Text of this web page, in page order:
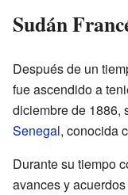
Sudán
Después de un
fue ascendido a
diciembre de 1886,
Senegal, conocida
Durante su tiempo
avances y